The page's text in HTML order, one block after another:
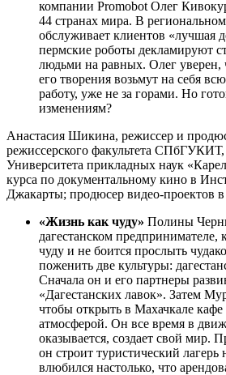
компании Promobot Олег
44 странах мира. В
обслуживает клиентов «лучшая
пермские роботы декламируют
людьми на равных. Олег уверен,
его творения возьмут на себя
работу, уже не за горами. Но
изменениям?
Анастасия Шикина, режиссер и
режиссерского факультета
Университета прикладных наук
курса по документальному кино в
Джакарты; продюсер видео-проектов
«Жизнь как чуду» Полины
дагестанском предпринимателе,
чуду и не боится прослыть
поженить две культуры:
Сначала он и его партнеры
«Дагестанских лавок». Затем
чтобы открыть в Махачкале кафе
атмосферой. Он все время в
оказывается, создает свой мир.
он строит туристический лагерь
влюбился настолько, что